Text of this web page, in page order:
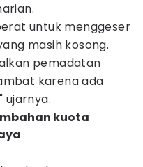
untuk menggeser
masih kosong.
pemadatan
karena ada
ujarnya.
kuota